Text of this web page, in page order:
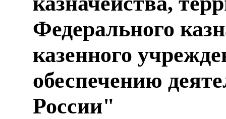
Федерального
казенного
обеспечению
России"